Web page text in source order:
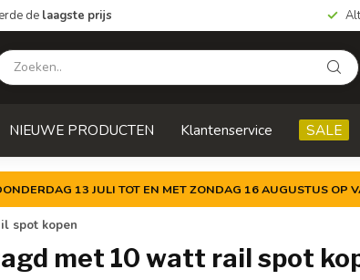
de laagste prijs
NIEUWE PRODUCTEN Klantenservice SALE
13 JULI TOT EN MET ZONDAG 16 AUGUSTUS
spot kopen
met 10 watt rail spot